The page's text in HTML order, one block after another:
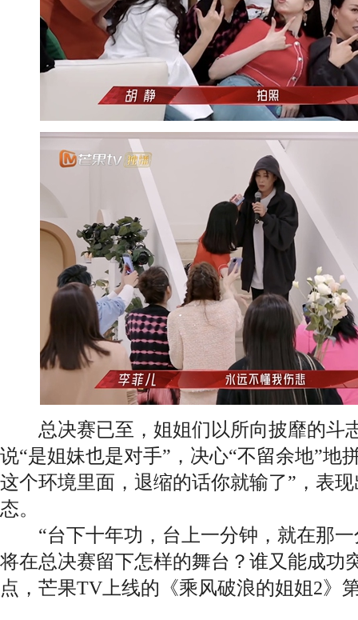
总决赛已至，姐姐们以所向披靡的斗
说“是姐妹也是对手”，决心“不留余地”地
这个环境里面，退缩的话你就输了”，表
态。
“台下十年功，台上一分钟，就在那一
将在总决赛留下怎样的舞台？谁又能成功
点，芒果TV上线的《乘风破浪的姐姐2》